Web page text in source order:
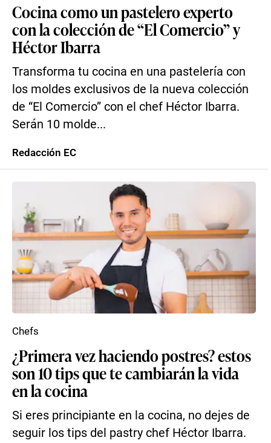
Cocina como un pastelero experto
con la colección de “El Comercio” y
Héctor Ibarra
Transforma tu cocina en una pastelería con
los moldes exclusivos de la nueva colección
de “El Comercio” con el chef Héctor Ibarra.
Serán 10 molde...
Redacción EC
¿Primera vez haciendo postres? estos
son 10 tips que te cambiarán la vida
en la cocina
Si eres principiante en la cocina, no dejes de
seguir los tips del pastry chef Héctor Ibarra.
Chefs